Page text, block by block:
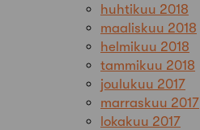
huhtikuu 2018
maaliskuu 2018
helmikuu 2018
tammikuu 2018
joulukuu 2017
marraskuu 2017
lokakuu 2017